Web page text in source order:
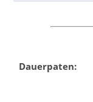
Dauerpaten: